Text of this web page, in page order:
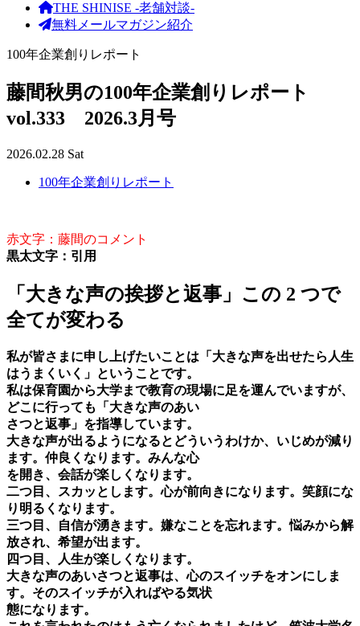
THE SHINISE -老舗対談-
無料メールマガジン紹介
100年企業創りレポート
藤間秋男の100年企業創りレポート
vol.333 2026.3月号
2026.02.28 Sat
100年企業創りレポート
赤文字：藤間のコメント
黒太文字：引用
「大きな声の挨拶と返事」この 2 つで
全てが変わる
私が皆さまに申し上げたいことは「大きな声を出せたら人生
はうまくいく」ということです。
私は保育園から大学まで教育の現場に足を運んでいますが、
どこに行っても「大きな声のあい
さつと返事」を指導しています。
大きな声が出るようになるとどういうわけか、いじめが減り
ます。仲良くなります。みんな心
を開き、会話が楽しくなります。
二つ目、スカッとします。心が前向きになります。笑顔にな
り明るくなります。
三つ目、自信が湧きます。嫌なことを忘れます。悩みから解
放され、希望が出ます。
四つ目、人生が楽しくなります。
大きな声のあいさつと返事は、心のスイッチをオンにしま
す。そのスイッチが入ればやる気状
態になります。